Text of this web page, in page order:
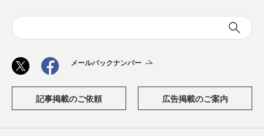
メールバックナンバー
記事掲載のご依頼 広告掲載のご案内